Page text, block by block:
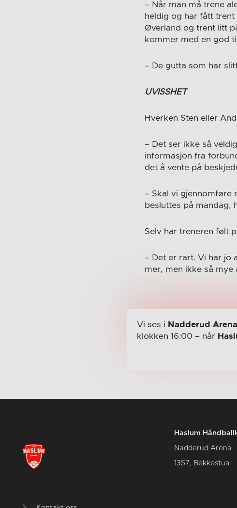
– Når man må trene
heldig og har fått
Øverland og trent litt
kommer med en god
– De gutta som har
UVISSHET
Hverken Sten eller
– Det ser ikke så
informasjon fra
det å vente på
– Skal vi gjennomføre
besluttes på mandag,
Selv har treneren følt
– Det er rart. Vi har jo
mer, men ikke så mye
Vi ses i Nadderud Arena
klokken 16:00 – når
Haslum
Nadderud Arena
1357, Bekkestua